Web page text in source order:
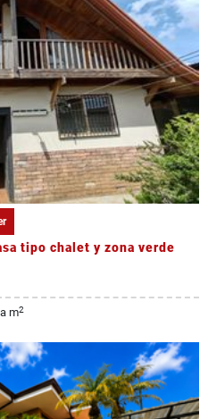
tipo chalet y zona verde
m2